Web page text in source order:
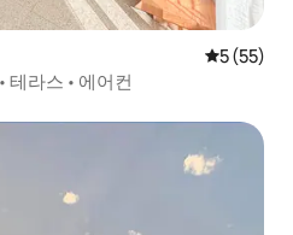
평점 5점
5 (55)
테라스 • 에어컨